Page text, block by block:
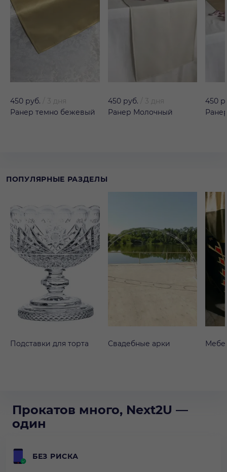
450 руб.
3 дня
Ранер темно бежевый
450 руб.
3 дня
Ранер Молочный
450
ПОПУЛЯРНЫЕ РАЗДЕЛЫ
Подставки для торта Свадебные арки
Прокатов много, Next2U —
один
БЕЗ РИСКА